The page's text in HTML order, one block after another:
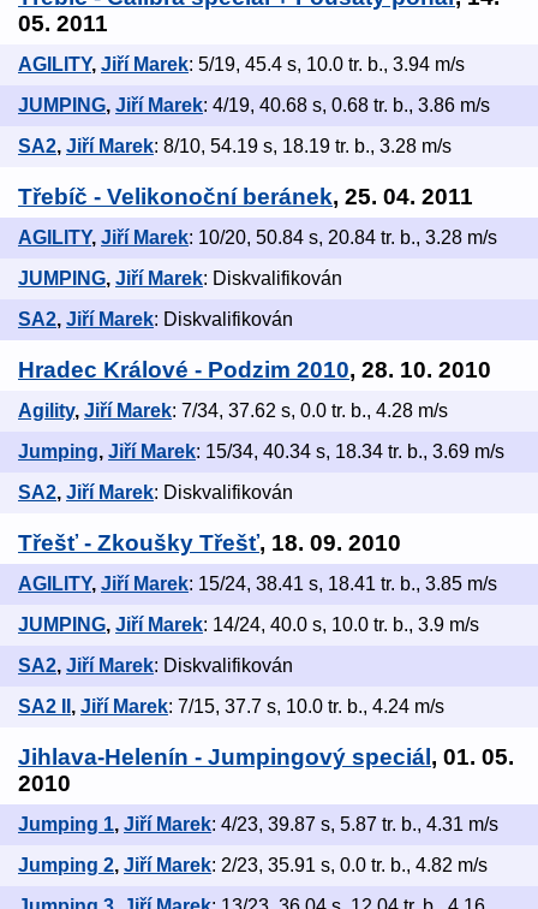
05. 2011
AGILITY, Jiří Marek: 5/19, 45.4 s, 10.0 tr. b., 3.94 m/s
JUMPING, Jiří Marek: 4/19, 40.68 s, 0.68 tr. b., 3.86 m/s
SA2, Jiří Marek: 8/10, 54.19 s, 18.19 tr. b., 3.28 m/s
Třebíč - Velikonoční beránek, 25. 04. 2011
AGILITY, Jiří Marek: 10/20, 50.84 s, 20.84 tr. b., 3.28 m/s
JUMPING, Jiří Marek: Diskvalifikován
SA2, Jiří Marek: Diskvalifikován
Hradec Králové - Podzim 2010, 28. 10. 2010
Agility, Jiří Marek: 7/34, 37.62 s, 0.0 tr. b., 4.28 m/s
Jumping, Jiří Marek: 15/34, 40.34 s, 18.34 tr. b., 3.69 m/s
SA2, Jiří Marek: Diskvalifikován
Třešť - Zkoušky Třešť, 18. 09. 2010
AGILITY, Jiří Marek: 15/24, 38.41 s, 18.41 tr. b., 3.85 m/s
JUMPING, Jiří Marek: 14/24, 40.0 s, 10.0 tr. b., 3.9 m/s
SA2, Jiří Marek: Diskvalifikován
SA2 II , Jiří Marek: 7/15, 37.7 s, 10.0 tr. b., 4.24 m/s
Jihlava-Helenín - Jumpingový speciál, 01. 05.
2010
Jumping 1, Jiří Marek: 4/23, 39.87 s, 5.87 tr. b., 4.31 m/s
Jumping 2, Jiří Marek: 2/23, 35.91 s, 0.0 tr. b., 4.82 m/s